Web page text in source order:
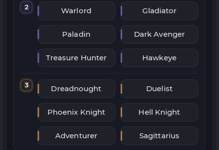
2 Warlord Gladiator
Paladin Dark Avenger
Treasure Hunter Hawkeye
3 Dreadnought Duelist
Phoenix Knight Hell Knight
Adventurer Sagittarius